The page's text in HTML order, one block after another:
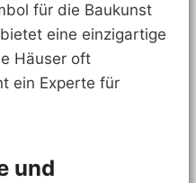
für die Baukunst
eine einzigartige
Häuser oft
ein Experte für
und